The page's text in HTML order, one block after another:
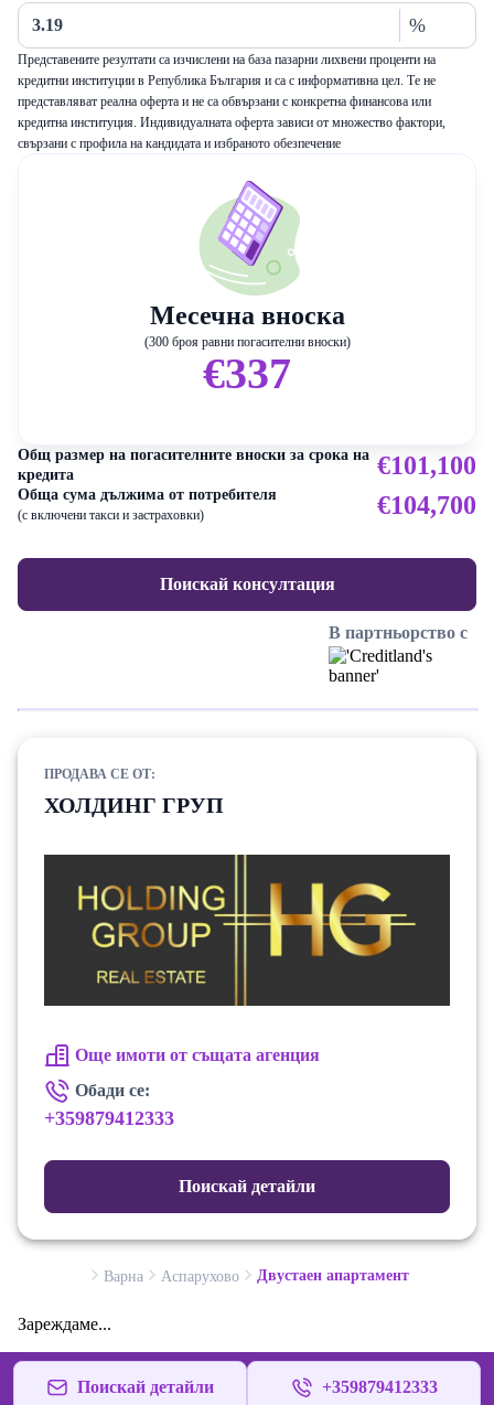
%
Представените резултати са изчислени на база пазарни лихвени проценти на
кредитни институции в Република България и са с информативна цел. Те не
представляват реална оферта и не са обвързани с конкретна финансова или
кредитна институция. Индивидуалната оферта зависи от множество фактори,
свързани с профила на кандидата и избраното обезпечение
Месечна вноска
(300 броя равни погасителни вноски)
€337
Общ размер на погасителните вноски за срока на
кредита
€101,100
Обща сума дължима от потребителя
(с включени такси и застраховки) €104,700
Поискай консултация
В партньорство с
ПРОДАВА СЕ ОТ:
ХОЛДИНГ ГРУП
Още имоти от същата агенция
Обади се:
+359879412333
Поискай детайли
Варна Аспарухово Двустаен апартамент
Зареждаме...
Поискай детайли +359879412333